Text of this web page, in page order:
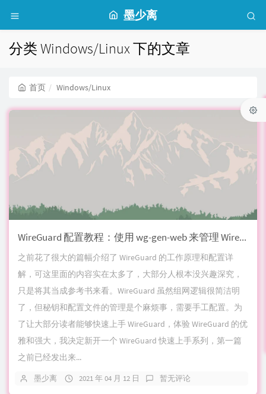
墨少离
分类 Windows/Linux 下的文章
首页 Windows/Linux
WireGuard 配置教程：使用 wg-gen-web 来管理 WireGuard 的配置
之前花了很大的篇幅介绍了 WireGuard 的工作原理和配置详
解，可这里面的内容实在太多了，大部分人根本没兴趣深究，
只是将其当成参考书来看。WireGuard 虽然组网逻辑很简洁明
了，但秘钥和配置文件的管理是个麻烦事，需要手工配置。为
了让大部分读者能够快速上手 WireGuard，体验 WireGuard 的优
雅和强大，我决定新开一个 WireGuard 快速上手系列，第一篇
之前已经发出来...
墨少离 2021 年 04 月 12 日 暂无评论